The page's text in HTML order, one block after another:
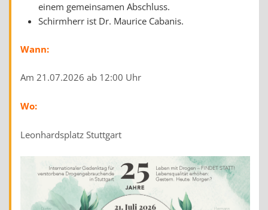
einem gemeinsamen Abschluss.
Schirmherr ist Dr. Maurice Cabanis.
Wann:
Am 21.07.2026 ab 12:00 Uhr
Wo:
Leonhardsplatz Stuttgart